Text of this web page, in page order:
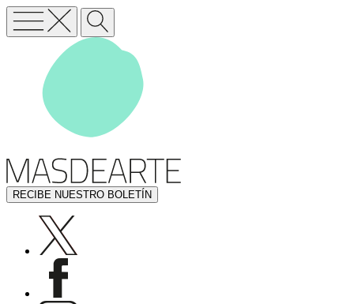
RECIBE NUESTRO BOLETÍN